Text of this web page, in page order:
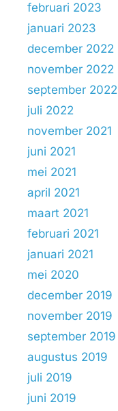
februari 2023
januari 2023
december 2022
november 2022
september 2022
juli 2022
november 2021
juni 2021
mei 2021
april 2021
maart 2021
februari 2021
januari 2021
mei 2020
december 2019
november 2019
september 2019
augustus 2019
juli 2019
juni 2019